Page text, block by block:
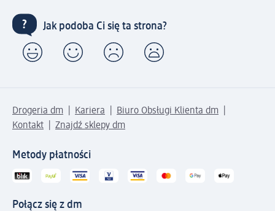
Jak podoba Ci się ta strona?
Drogeria dm Kariera
Biuro Obsługi Klienta dm
Kontakt
Znajdź sklepy dm
Metody płatności
Połącz się z dm